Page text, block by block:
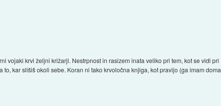
vojaki krvi željni križarji. Nestrpnost in rasizem inata veliko pri tem, kot se vidi pri
kar slišiš okoli sebe. Koran ni tako krvoločna knjiga, kot pravijo (ga imam doma